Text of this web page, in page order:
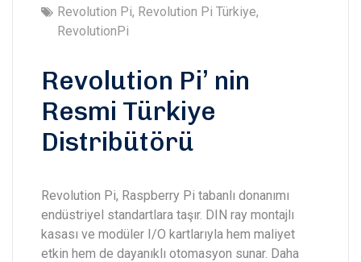
Revolution Pi, Revolution Pi Türkiye,
RevolutionPi
Revolution Pi’ nin
Resmi Türkiye
Distribütörü
Revolution Pi, Raspberry Pi tabanlı donanımı
endüstriyel standartlara taşır. DIN ray montajlı
kasası ve modüler I/O kartlarıyla hem maliyet
etkin hem de dayanıklı otomasyon sunar. Daha